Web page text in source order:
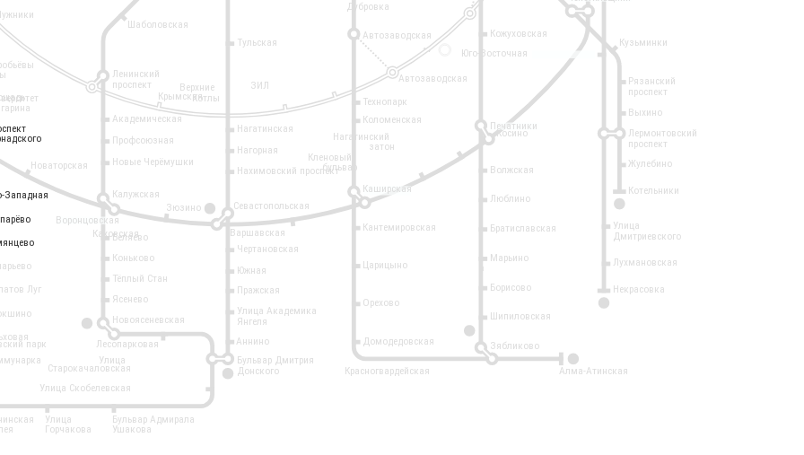
2
11
14
Академическая
Профсоюзная
Новые Черёмушки
Калужская
Беляево
Коньково
Тёплый Стан
Ясенево
Новоясеневская
Нагатинская
Нагорная
Нахимовский проспект
Севастопольская
Чертановская
Южная
Пражская
Улица Академика
Янгеля
ЗИЛ
Верхние
Котлы
Крымская
Кузьминки
Рязанский
проспект
Выхино
Лермонтовский
проспект
Жулебино
Котельники
Кожуховская
Печатники
Волжская
Люблино
Братиславская
Марьино
Борисово
Шипиловская
Зябликово
Технопарк
Коломенская
Каширская
Кантемировская
Царицыно
Орехово
Домодедовская
Красногвардейская Алма-Атинская
Ленинский
проспект
Шаболовская
Аннино
Бульвар Дмитрия
Донского
Западная
Варшавская
Тульская
парк Лесопарковая
Улица
Старокачаловская
Улица Скобелевская
Бульвар Адмирала
Ушакова
Улица
Горчакова
Дубровка
Автозаводская
Каховская
Улица
Дмитриевского
Лухмановская
Некрасовка
Косино
Луг
Новаторская
Зюзино
Воронцовская
Автозаводская
Юго-Восточная
Кленовый
бульвар
Нагатинский
затон
Западная